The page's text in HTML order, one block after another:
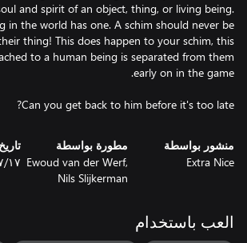
and spirit of an object, thing, or living being.
in the world has one. A schim should never be
thing! This does happen to your schim, this
to a human being is separated from them
Can you get back to him before it's too late?
منشور بواسطة
Extra Nice
مطورة بواسطة
Ewoud van der Werf,
Nils Slijkerman
١٧‏/٧‏/٢٠٢٤
العب باستخدام